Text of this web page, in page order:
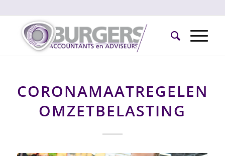
CORONAMAATREGELEN
OMZETBELASTING